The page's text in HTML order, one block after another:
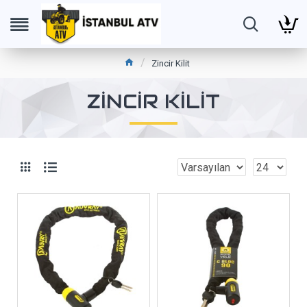
Zincir Kilit
ZINCIR KILIT